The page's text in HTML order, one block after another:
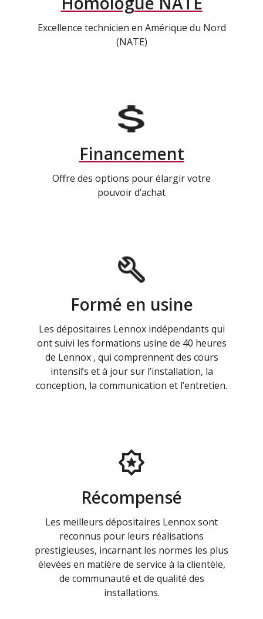
Excellence technicien en Amérique du Nord
(NATE)
Financement
Offre des options pour élargir votre
pouvoir d’achat
Formé en usine
Les dépositaires Lennox indépendants qui
ont suivi les formations usine de 40 heures
de Lennox , qui comprennent des cours
intensifs et à jour sur l’installation, la
conception, la communication et l’entretien.
Récompensé
Les meilleurs dépositaires Lennox sont
reconnus pour leurs réalisations
prestigieuses, incarnant les normes les plus
élevées en matière de service à la clientèle,
de communauté et de qualité des
installations.